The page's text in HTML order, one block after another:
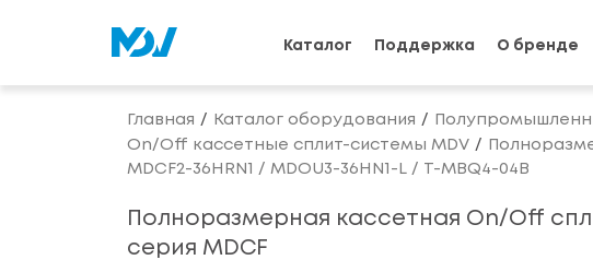
Каталог Поддержка О бренде
Главная Каталог оборудования
On/Off кассетные сплит-системы MDV
MDCF2-36HRN1 / MDOU3-36HN1-L / T-MBQ4-04B
Полноразмерная кассетная On/Off
серия MDCF